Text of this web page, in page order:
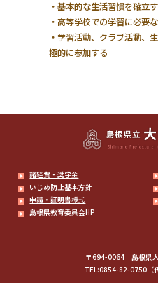
・基本的な生活習慣を確立
・高等学校での学習に必要
・学習活動、クラブ活動、
極的に参加する
諸経費・奨学金
いじめ防止基本方針
申請・証明書様式
島根県教育委員会HP
〒694-0064 島根県
TEL:0854-82-0750（